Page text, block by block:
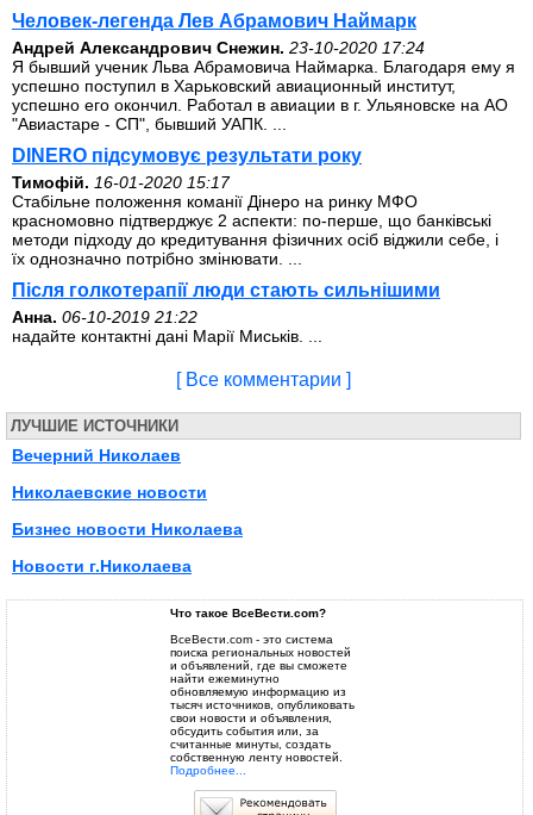
Человек-легенда Лев Абрамович Наймарк
Андрей Александрович Снежин. 23-10-2020 17:24
Я бывший ученик Льва Абрамовича Наймарка. Благодаря ему я
успешно поступил в Харьковский авиационный институт,
успешно его окончил. Работал в авиации в г. Ульяновске на АО
"Авиастаре - СП", бывший УАПК. ...
DINERO підсумовує результати року
Тимофій. 16-01-2020 15:17
Стабільне положення команії Дінеро на ринку МФО
красномовно підтверджує 2 аспекти: по-перше, що банківські
методи підходу до кредитування фізичних осіб віджили себе, і
їх однозначно потрібно змінювати. ...
Після голкотерапії люди стають сильнішими
Анна. 06-10-2019 21:22
надайте контактні дані Марії Миськів. ...
[ Все комментарии ]
ЛУЧШИЕ ИСТОЧНИКИ
Вечерний Николаев
Николаевские новости
Бизнес новости Николаева
Новости г.Николаева
Что такое ВсеВести.com?
ВсеВести.com - это система
поиска региональных новостей
и объявлений, где вы сможете
найти ежеминутно
обновляемую информацию из
тысяч источников, опубликовать
свои новости и объявления,
обсудить события или, за
считанные минуты, создать
собственную ленту новостей.
Подробнее...